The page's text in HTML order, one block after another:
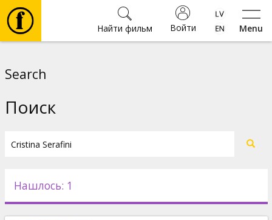
Menu
Войти
Найти фильм
Новости
Search
Поиск
Нашлось: 1